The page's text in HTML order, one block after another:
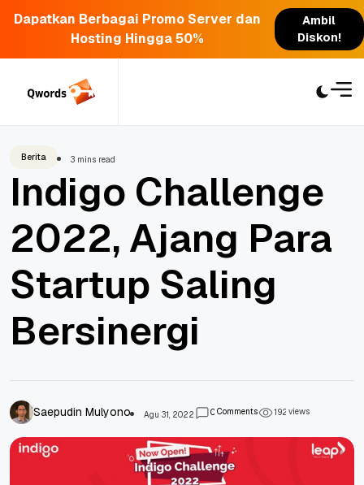
Dapatkan Berbagai Promo Server dan
Hosting Hingga 50%
Ambil
Diskon!
Berita 3 mins read
Indigo Challenge
2022, Ajang Para
Startup Saling
Bersinergi
Saepudin Mulyono Agu 31, 2022 0Comments 192views